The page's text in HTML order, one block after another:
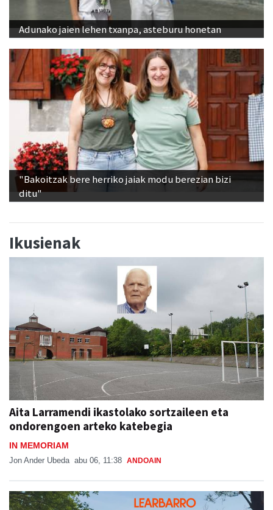
Adunako jaien lehen txanpa, asteburu honetan
"Bakoitzak bere herriko jaiak modu berezian bizi
ditu"
Ikusienak
Aita Larramendi ikastolako sortzaileen eta
ondorengoen arteko katebegia
IN MEMORIAM
Jon Ander Ubeda abu 06, 11:38 ANDOAIN